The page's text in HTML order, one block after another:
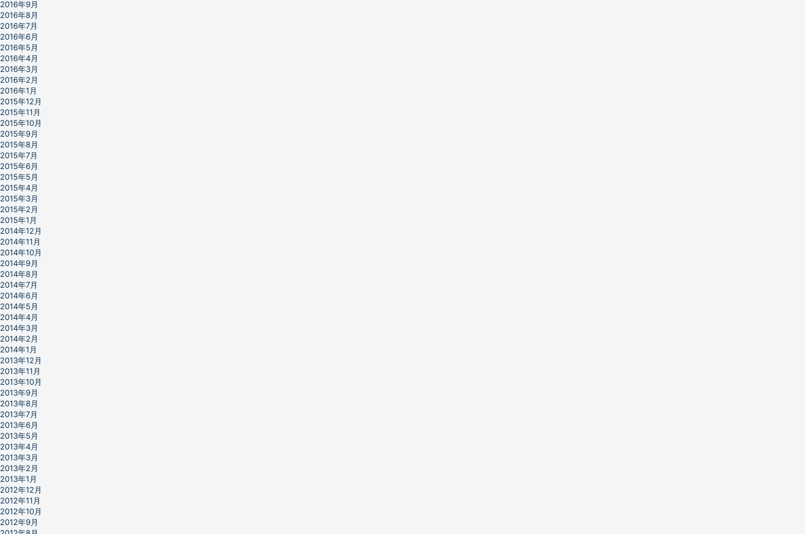
2016年9月
2016年8月
2016年7月
2016年6月
2016年5月
2016年4月
2016年3月
2016年2月
2016年1月
2015年12月
2015年11月
2015年10月
2015年9月
2015年8月
2015年7月
2015年6月
2015年5月
2015年4月
2015年3月
2015年2月
2015年1月
2014年12月
2014年11月
2014年10月
2014年9月
2014年8月
2014年7月
2014年6月
2014年5月
2014年4月
2014年3月
2014年2月
2014年1月
2013年12月
2013年11月
2013年10月
2013年9月
2013年8月
2013年7月
2013年6月
2013年5月
2013年4月
2013年3月
2013年2月
2013年1月
2012年12月
2012年11月
2012年10月
2012年9月